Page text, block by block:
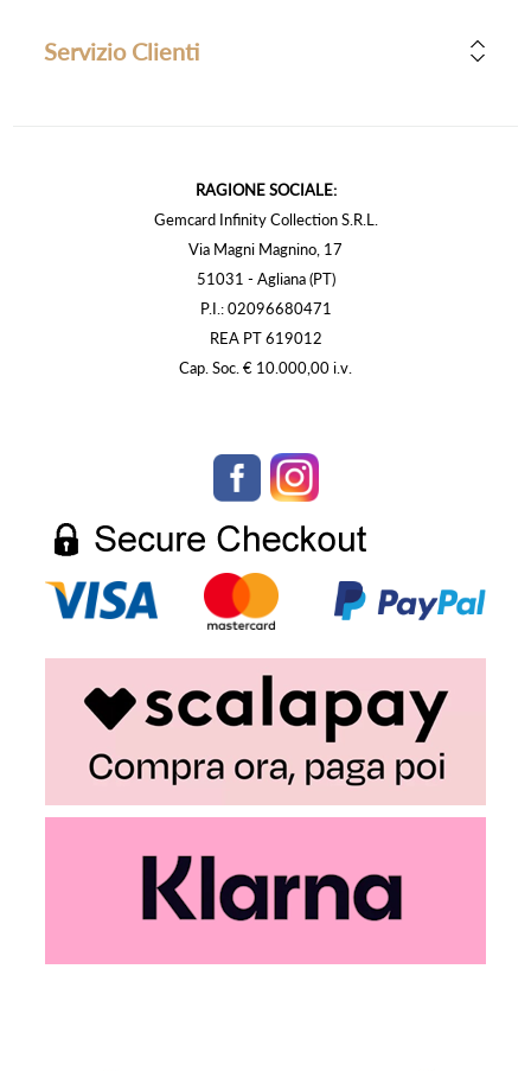
Servizio Clienti
RAGIONE SOCIALE:
Gemcard Infinity Collection S.R.L.
Via Magni Magnino, 17
51031 - Agliana (PT)
P.I.: 02096680471
REA PT 619012
Cap. Soc. € 10.000,00 i.v.